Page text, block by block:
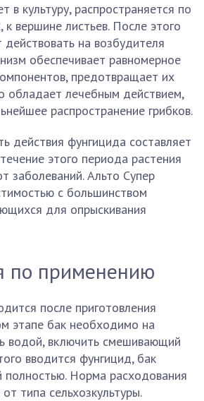
в культуру, распространяется по
к вершине листьев. После этого
на возбудителя
обеспечивает равномерное
предотвращает их
обладает лечебным действием,
распространение грибков.
действия фунгицида составляет
этого периода растения
заболеваний. Альто Супер
с большинством
для опрыскивания
по применению
после приготовления
этапе бак необходимо на
водой, включить смешивающий
вводится фунгицид, бак
полностью. Норма расходования
типа сельхозкультуры.